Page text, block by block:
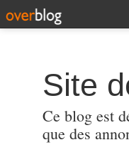
Site
Ce blog est
que des